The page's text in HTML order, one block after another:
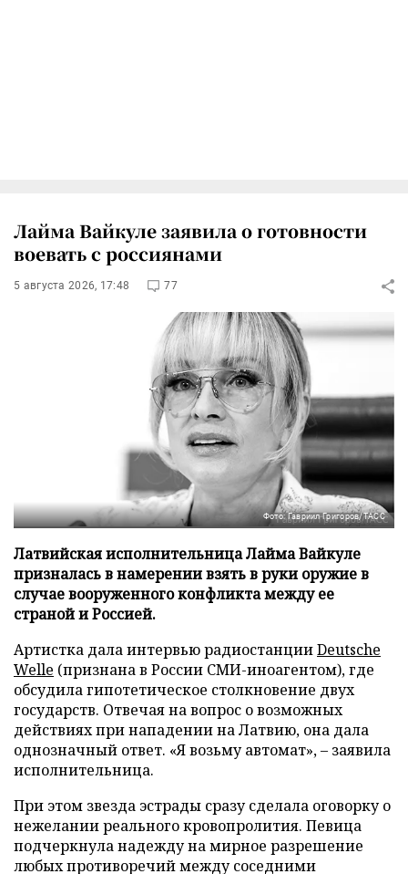
Лайма Вайкуле заявила о готовности
воевать с россиянами
5 августа 2026, 17:48 77
Фото: Гавриил Григоров/ТАСС
Латвийская исполнительница Лайма Вайкуле
призналась в намерении взять в руки оружие в
случае вооруженного конфликта между ее
страной и Россией.
Артистка дала интервью радиостанцииDeutsche
Welle (признана в России СМИ-иноагентом), где
обсудила гипотетическое столкновение двух
государств. Отвечая на вопрос о возможных
действиях при нападении на Латвию, она дала
однозначный ответ. «Я возьму автомат», – заявила
исполнительница.
При этом звезда эстрады сразу сделала оговорку о
нежелании реального кровопролития. Певица
подчеркнула надежду на мирное разрешение
любых противоречий между соседними